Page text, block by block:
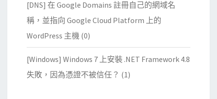
[DNS] 在 Google Domains 註冊自己的網域名
稱，並指向 Google Cloud Platform 上的
WordPress 主機 (0)
[Windows] Windows 7 上安裝 .NET Framework 4.8
失敗，因為憑證不被信任？ (1)